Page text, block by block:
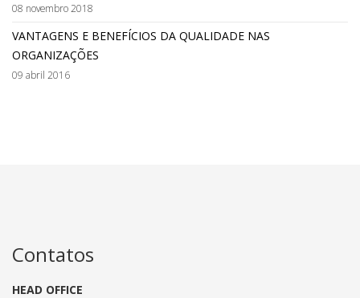
08 novembro 2018
VANTAGENS E BENEFÍCIOS DA QUALIDADE NAS
ORGANIZAÇÕES
09 abril 2016
Contatos
HEAD OFFICE